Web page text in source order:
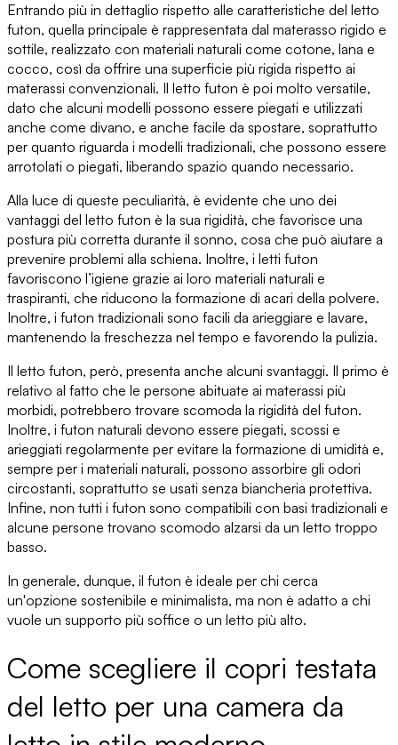
Entrando più in dettaglio rispetto alle caratteristiche del letto
futon, quella principale è rappresentata dal materasso rigido e
sottile, realizzato con materiali naturali come cotone, lana e
cocco, così da offrire una superficie più rigida rispetto ai
materassi convenzionali. Il letto futon è poi molto versatile,
dato che alcuni modelli possono essere piegati e utilizzati
anche come divano, e anche facile da spostare, soprattutto
per quanto riguarda i modelli tradizionali, che possono essere
arrotolati o piegati, liberando spazio quando necessario.
Alla luce di queste peculiarità, è evidente che uno dei
vantaggi del letto futon è la sua rigidità, che favorisce una
postura più corretta durante il sonno, cosa che può aiutare a
prevenire problemi alla schiena. Inoltre, i letti futon
favoriscono l’igiene grazie ai loro materiali naturali e
traspiranti, che riducono la formazione di acari della polvere.
Inoltre, i futon tradizionali sono facili da arieggiare e lavare,
mantenendo la freschezza nel tempo e favorendo la pulizia.
Il letto futon, però, presenta anche alcuni svantaggi. Il primo è
relativo al fatto che le persone abituate ai materassi più
morbidi, potrebbero trovare scomoda la rigidità del futon.
Inoltre, i futon naturali devono essere piegati, scossi e
arieggiati regolarmente per evitare la formazione di umidità e,
sempre per i materiali naturali, possono assorbire gli odori
circostanti, soprattutto se usati senza biancheria protettiva.
Infine, non tutti i futon sono compatibili con basi tradizionali e
alcune persone trovano scomodo alzarsi da un letto troppo
basso.
In generale, dunque, il futon è ideale per chi cerca
un'opzione sostenibile e minimalista, ma non è adatto a chi
vuole un supporto più soffice o un letto più alto.
Come scegliere il copri testata
del letto per una camera da